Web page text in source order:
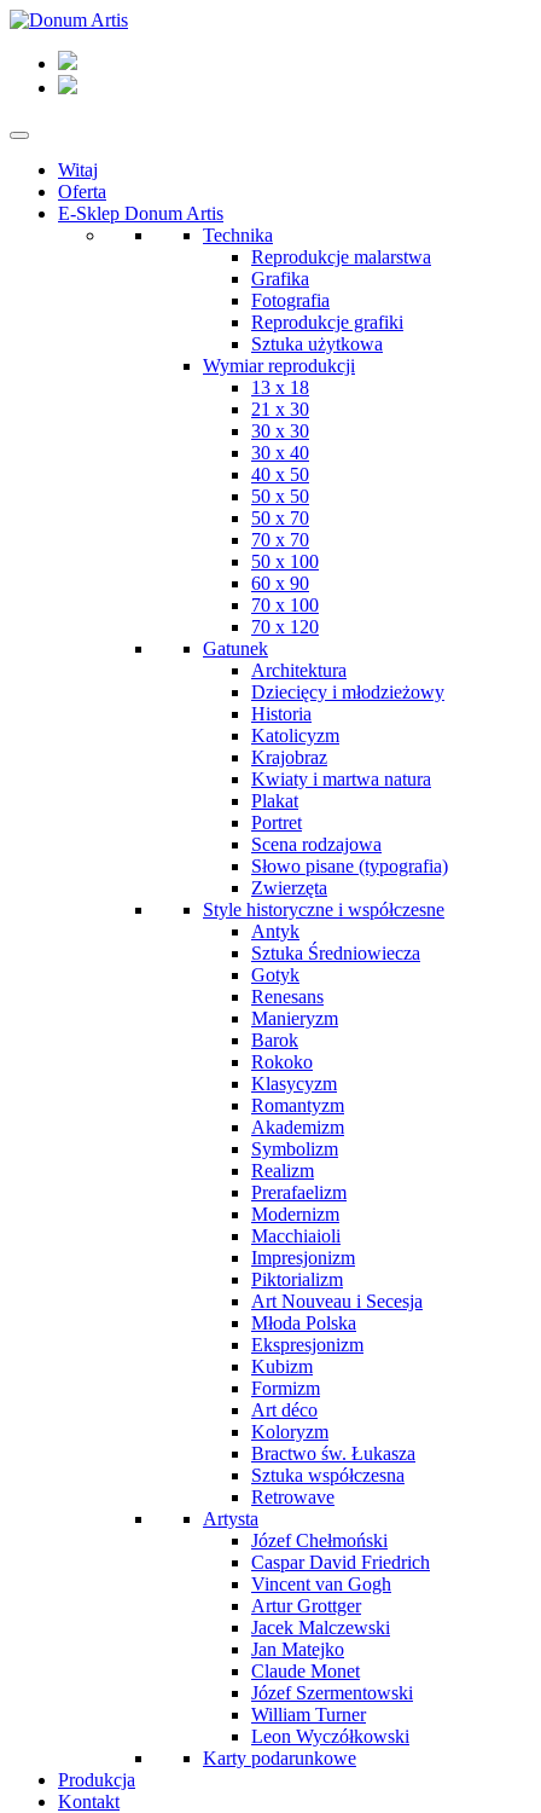
Witaj
Oferta
E-Sklep Donum Artis
Technika
Reprodukcje malarstwa
Grafika
Fotografia
Reprodukcje grafiki
Sztuka użytkowa
Wymiar reprodukcji
13 x 18
21 x 30
30 x 30
30 x 40
40 x 50
50 x 50
50 x 70
70 x 70
50 x 100
60 x 90
70 x 100
70 x 120
Gatunek
Architektura
Dziecięcy i młodzieżowy
Historia
Katolicyzm
Krajobraz
Kwiaty i martwa natura
Plakat
Portret
Scena rodzajowa
Słowo pisane (typografia)
Zwierzęta
Style historyczne i współczesne
Antyk
Sztuka Średniowiecza
Gotyk
Renesans
Manieryzm
Barok
Rokoko
Klasycyzm
Romantyzm
Akademizm
Symbolizm
Realizm
Prerafaelizm
Modernizm
Macchiaioli
Impresjonizm
Piktorializm
Art Nouveau i Secesja
Młoda Polska
Ekspresjonizm
Kubizm
Formizm
Art déco
Koloryzm
Bractwo św. Łukasza
Sztuka współczesna
Retrowave
Artysta
Józef Chełmoński
Caspar David Friedrich
Vincent van Gogh
Artur Grottger
Jacek Malczewski
Jan Matejko
Claude Monet
Józef Szermentowski
William Turner
Leon Wyczółkowski
Karty podarunkowe
Produkcja
Kontakt